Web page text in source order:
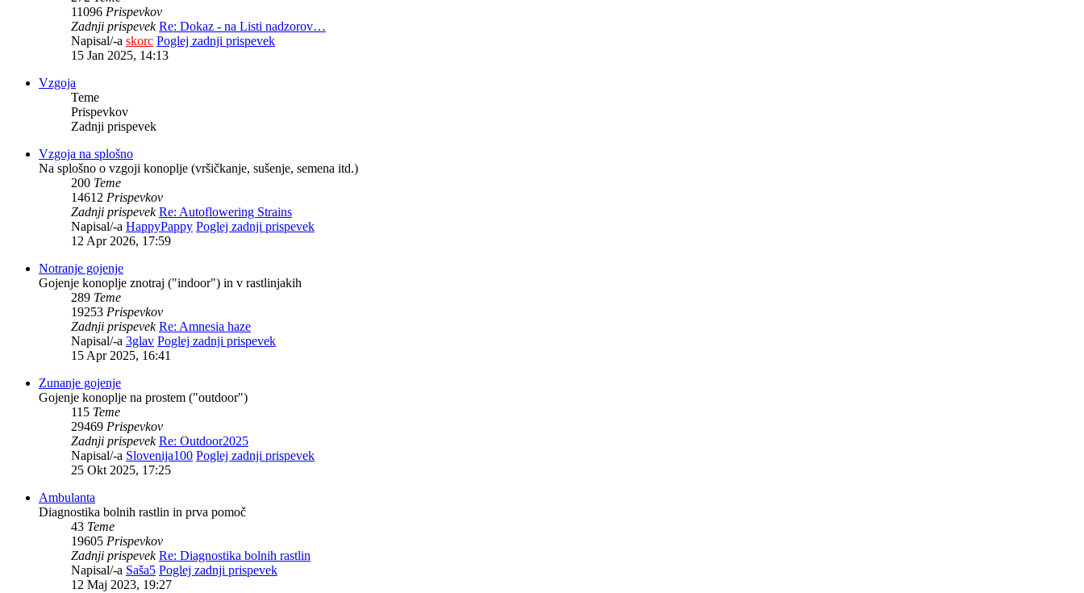
11096 Prispevkov
Zadnji prispevek Re: Dokaz - na Listi nadzorov…
Napisal/-a skorc Poglej zadnji prispevek
15 Jan 2025, 14:13
Vzgoja
Teme
Prispevkov
Zadnji prispevek
Vzgoja na splošno
Na splošno o vzgoji konoplje (vršičkanje, sušenje, semena itd.)
200 Teme
14612 Prispevkov
Zadnji prispevek Re: Autoflowering Strains
Napisal/-a HappyPappy Poglej zadnji prispevek
12 Apr 2026, 17:59
Notranje gojenje
Gojenje konoplje znotraj ("indoor") in v rastlinjakih
289 Teme
19253 Prispevkov
Zadnji prispevek Re: Amnesia haze
Napisal/-a 3glav Poglej zadnji prispevek
15 Apr 2025, 16:41
Zunanje gojenje
Gojenje konoplje na prostem ("outdoor")
115 Teme
29469 Prispevkov
Zadnji prispevek Re: Outdoor2025
Napisal/-a Slovenija100 Poglej zadnji prispevek
25 Okt 2025, 17:25
Ambulanta
Diagnostika bolnih rastlin in prva pomoč
43 Teme
19605 Prispevkov
Zadnji prispevek Re: Diagnostika bolnih rastlin
Napisal/-a Saša5 Poglej zadnji prispevek
12 Maj 2023, 19:27